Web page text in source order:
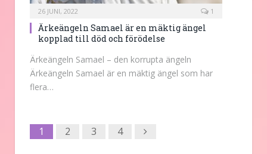
26 JUNI, 2022 1
Ärkeängeln Samael är en mäktig ängel
kopplad till död och förödelse
Ärkeängeln Samael – den korrupta ängeln
Ärkeängeln Samael är en mäktig ängel som har
flera…
1 2 3 4 Next